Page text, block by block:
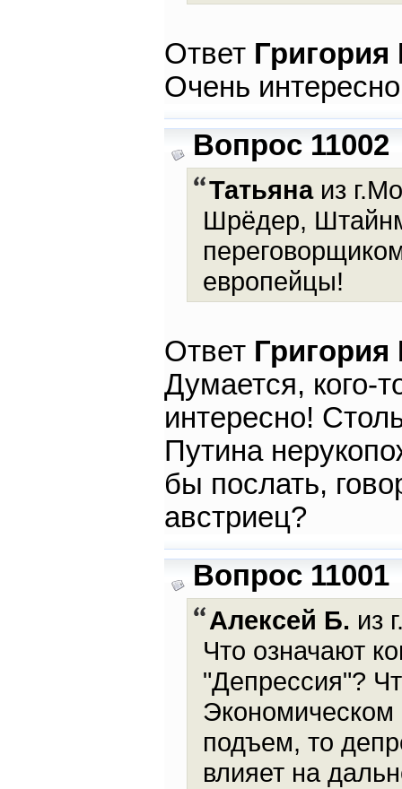
Ответ
Очень
Вопрос 11002
Татьянаиз
Шрёдер,
европейцы!
Ответ
Думается, кого-
интересно!
Путина
бы послать,
австриец?
Вопрос 11001
Алексей Б. из
Что означают
"Депрессия"?
Экономическом
подъем, то
влияет на